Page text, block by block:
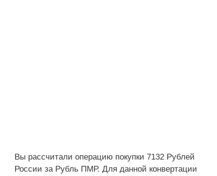
Вы рассчитали операцию покупки 7132 Рублей
России за Рубль ПМР. Для данной конвертации